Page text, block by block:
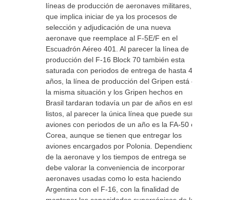
líneas de producción de aeronaves militares, lo
que implica iniciar de ya los procesos de
selección y adjudicación de una nueva
aeronave que reemplace al F-5E/F en el
Escuadrón Aéreo 401. Al parecer la línea de
producción del F-16 Block 70 también esta
saturada con periodos de entrega de hasta 4
años, la línea de producción del Gripen está en
la misma situación y los Gripen hechos en
Brasil tardaran todavía un par de años en estar
listos, al parecer la única línea que puede surtir
aviones con periodos de un año es la FA-50 en
Corea, aunque se tienen que entregar los
aviones encargados por Polonia. Dependiendo
de la aeronave y los tiempos de entrega se
debe valorar la conveniencia de incorporar
aeronaves usadas como lo esta haciendo
Argentina con el F-16, con la finalidad de